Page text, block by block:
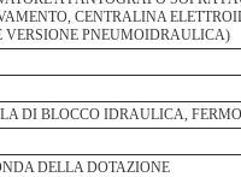
CENTRALINA
VERSIONE PNEUMOIDRAULICA)
DI BLOCCO IDRAULICA,
DELLA DOTAZIONE